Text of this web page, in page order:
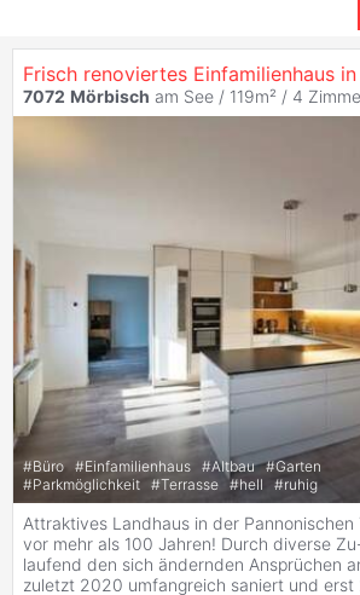
Frisch renoviertes Einfamilienhaus in
7072 Mörbisch am See / 119m² / 4
#Büro #Einfamilienhaus #Altbau #Garten
#Parkmöglichkeit #Terrasse #hell #ruhig
Attraktives Landhaus in der
vor mehr als 100 Jahren! Durch diverse
laufend den sich ändernden Ansprüchen
zuletzt 2020 umfangreich saniert und